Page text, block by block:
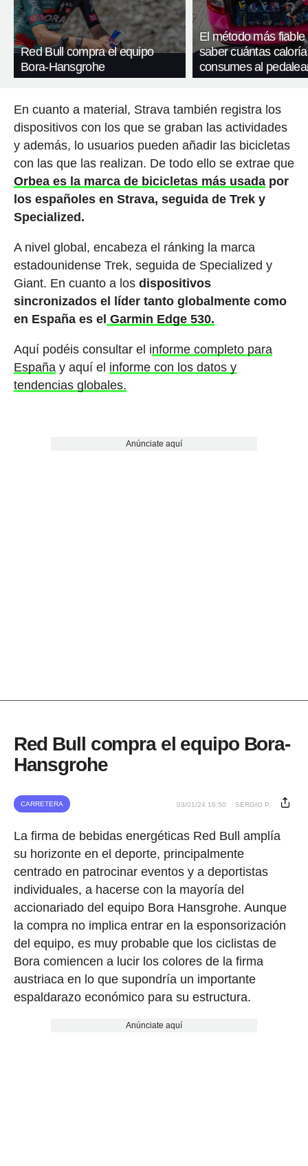
Red Bull compra el equipo
Bora-Hansgrohe
El método más fiable
saber cuántas
consumes al
En cuanto a material, Strava también registra los
dispositivos con los que se graban las actividades
y además, lo usuarios pueden añadir las bicicletas
con las que las realizan. De todo ello se extrae que
Orbea es la marca de bicicletas más usadapor
los españoles en Strava, seguida de Trek y
Specialized.
A nivel global, encabeza el ránking la marca
estadounidense Trek, seguida de Specialized y
Giant. En cuanto a los dispositivos
sincronizados el líder tanto globalmente como
en España es el Garmin Edge 530.
Aquí podéis consultar el informe completo para
Españay aquí el informe con los datos y
tendencias globales.
Anúnciate aquí
Red Bull compra el equipo Bora-
Hansgrohe
CARRETERA 03/01/24 16:50 SERGIO P.
La firma de bebidas energéticas Red Bull amplía
su horizonte en el deporte, principalmente
centrado en patrocinar eventos y a deportistas
individuales, a hacerse con la mayoría del
accionariado del equipo Bora Hansgrohe. Aunque
la compra no implica entrar en la esponsorización
del equipo, es muy probable que los ciclistas de
Bora comiencen a lucir los colores de la firma
austriaca en lo que supondría un importante
espaldarazo económico para su estructura.
Anúnciate aquí